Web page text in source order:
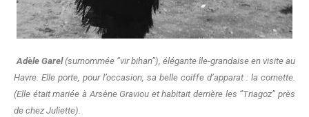
Adèle Garel(surnommée “vir bihan”), élégante île-grandaise en visite au
Havre. Elle porte, pour l’occasion, sa belle coiffe d’apparat : la cornette.
(Elle était mariée à Arsène Graviou et habitait derrière les “Triagoz” près
de chez Juliette).